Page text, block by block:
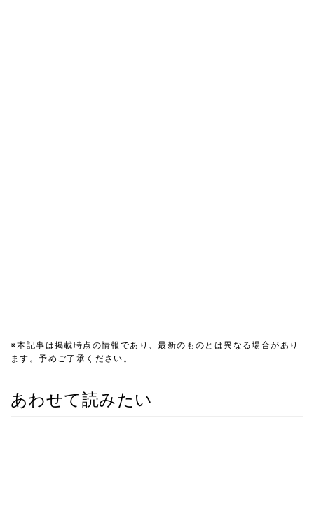
※本記事は掲載時点の情報であり、最新のものとは異なる場合があり
ます。予めご了承ください。
あわせて読みたい